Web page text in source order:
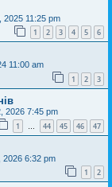
2025 11:25 pm
1 2 3 4 5 6
11:00 am
1 2 3
2026 7:45 pm
1 … 44 45 46 47
2026 6:32 pm
1 2